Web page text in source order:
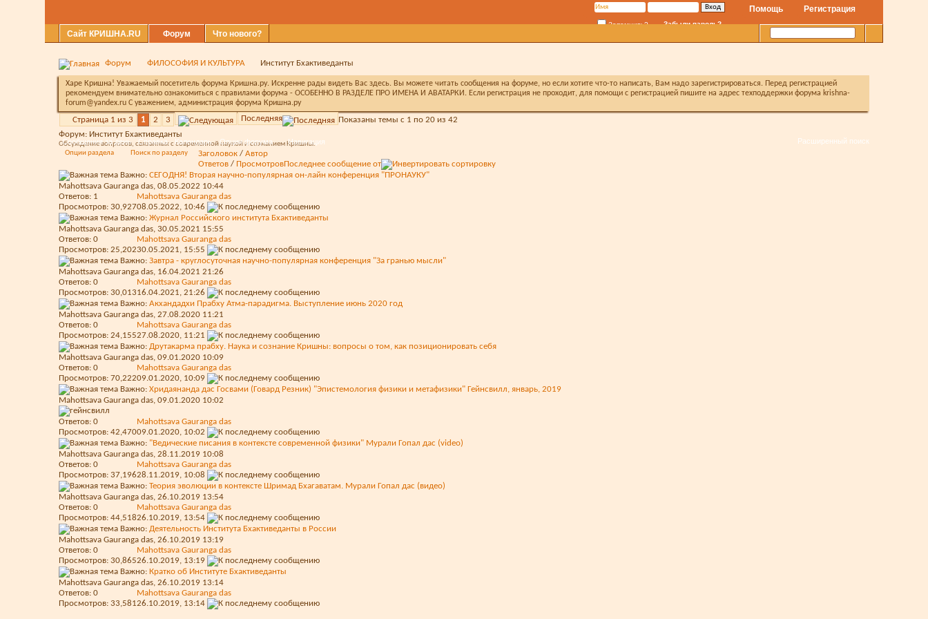
Регистрация
Помощь
Запомнить? Забыли пароль?
Сайт КРИШНА.RU Форум
Сообщения за день Справка Календарь Опции форума Навигация
Что нового?
Расширенный поиск
Форум ФИЛОСОФИЯ И КУЛЬТУРА Институт Бхактиведанты
Харе Кришна! Уважаемый посетитель форума Кришна.ру. Искренне рады видеть Вас здесь. Вы можете читать сообщения на форуме, но если хотите что-то написать, Вам надо зарегистрироваться. Перед регистрацией
рекомендуем внимательно ознакомиться с правилами форума - ОСОБЕННО В РАЗДЕЛЕ ПРО ИМЕНА И АВАТАРКИ. Если регистрация не проходит, для помощи с регистрацией пишите на адрес техподдержки форума krishna-
forum@yandex.ru С уважением, администрация форума Кришна.ру
Страница 1 из 3 1 2 3 Последняя
Показаны темы с 1 по 20 из 42
Форум: Институт Бхактиведанты
Обсуждение вопросов, связанных с современной наукой и сознанием Кришны.
Опции раздела
Поиск по разделу Заголовок / Автор
Ответов / ПросмотровПоследнее сообщение от
Важно: СЕГОДНЯ! Вторая научно-популярная он-лайн конференция "ПРОНАУКУ"
Mahottsava Gauranga das, 08.05.2022 10:44
Ответов: 1
Просмотров: 30,927
Mahottsava Gauranga das
08.05.2022, 10:46
Важно: Журнал Российского института Бхактиведанты
Mahottsava Gauranga das, 30.05.2021 15:55
Ответов: 0
Просмотров: 25,202
Mahottsava Gauranga das
30.05.2021, 15:55
Важно: Завтра - круглосуточная научно-популярная конференция "За гранью мысли"
Mahottsava Gauranga das, 16.04.2021 21:26
Ответов: 0
Просмотров: 30,013
Mahottsava Gauranga das
16.04.2021, 21:26
Важно: Акхандадхи Прабху Атма-парадигма. Выступление июнь 2020 год
Mahottsava Gauranga das, 27.08.2020 11:21
Ответов: 0
Просмотров: 24,155
Mahottsava Gauranga das
27.08.2020, 11:21
Важно: Друтакарма прабху. Наука и сознание Кришны: вопросы о том, как позиционировать себя
Mahottsava Gauranga das, 09.01.2020 10:09
Ответов: 0
Просмотров: 70,222
Mahottsava Gauranga das
09.01.2020, 10:09
Важно: Хридаянанда дас Госвами (Говард Резник) "Эпистемология физики и метафизики" Гейнсвилл, январь, 2019
Mahottsava Gauranga das, 09.01.2020 10:02
Ответов: 0
Просмотров: 42,470
Mahottsava Gauranga das
09.01.2020, 10:02
Важно: "Ведические писания в контексте современной физики" Мурали Гопал дас (video)
Mahottsava Gauranga das, 28.11.2019 10:08
Ответов: 0
Просмотров: 37,196
Mahottsava Gauranga das
28.11.2019, 10:08
Важно: Теория эволюции в контексте Шримад Бхагаватам. Мурали Гопал дас (видео)
Mahottsava Gauranga das, 26.10.2019 13:54
Ответов: 0
Просмотров: 44,518
Mahottsava Gauranga das
26.10.2019, 13:54
Важно: Деятельность Института Бхактиведанты в России
Mahottsava Gauranga das, 26.10.2019 13:19
Ответов: 0
Просмотров: 30,865
Mahottsava Gauranga das
26.10.2019, 13:19
Важно: Кратко об Институте Бхактиведанты
Mahottsava Gauranga das, 26.10.2019 13:14
Ответов: 0
Просмотров: 33,581
Mahottsava Gauranga das
26.10.2019, 13:14